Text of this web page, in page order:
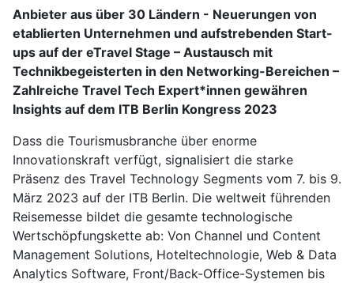
Anbieter aus über 30 Ländern - Neuerungen von
etablierten Unternehmen und aufstrebenden Start-
ups auf der eTravel Stage – Austausch mit
Technikbegeisterten in den Networking-Bereichen –
Zahlreiche Travel Tech Expert*innen gewähren
Insights auf dem ITB Berlin Kongress 2023
Dass die Tourismusbranche über enorme
Innovationskraft verfügt, signalisiert die starke
Präsenz des Travel Technology Segments vom 7. bis 9.
März 2023 auf der ITB Berlin. Die weltweit führenden
Reisemesse bildet die gesamte technologische
Wertschöpfungskette ab: Von Channel und Content
Management Solutions, Hoteltechnologie, Web & Data
Analytics Software, Front/Back-Office-Systemen bis